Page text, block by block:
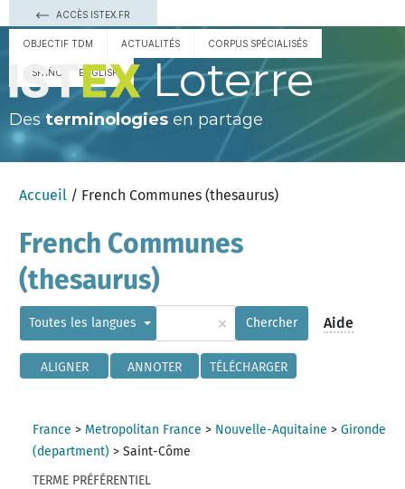
ACCÈS ISTEX.FR
OBJECTIF TDM ACTUALITÉS CORPUS SPÉCIALISÉS
ESPAÑOL ENGLISH Loterre
Des terminologies en partage
Accueil / French Communes (thesaurus)
French Communes
(thesaurus)
Toutes les langues × Chercher Aide
ALIGNER ANNOTER TÉLÉCHARGER
France > Metropolitan France > Nouvelle-Aquitaine >Gironde
(department) >Saint-Côme
TERME PRÉFÉRENTIEL